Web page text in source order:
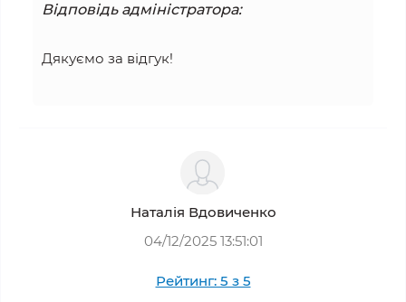
Відповідь адміністратора:
Дякуємо за відгук!
Наталія Вдовиченко
04/12/2025 13:51:01
Рейтинг: 5 з 5